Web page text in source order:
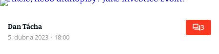
Dan Tácha
5. dubna 2023 · 18:00
3